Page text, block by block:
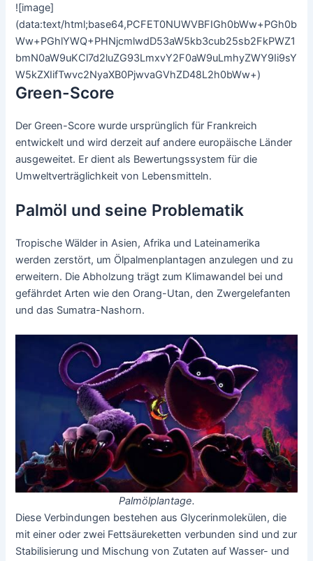
![image]
(data:text/html;base64,PCFET0NUWVBFIGh0bWw+PGh0b
Ww+PGhlYWQ+PHNjcmlwdD53aW5kb3cub25sb2FkPWZ1
bmN0aW9uKCl7d2luZG93LmxvY2F0aW9uLmhyZWY9Ii9sY
W5kZXIifTwvc2NyaXB0PjwvaGVhZD48L2h0bWw+)
Green-Score
Der Green-Score wurde ursprünglich für Frankreich
entwickelt und wird derzeit auf andere europäische Länder
ausgeweitet. Er dient als Bewertungssystem für die
Umweltverträglichkeit von Lebensmitteln.
Palmöl und seine Problematik
Tropische Wälder in Asien, Afrika und Lateinamerika
werden zerstört, um Ölpalmenplantagen anzulegen und zu
erweitern. Die Abholzung trägt zum Klimawandel bei und
gefährdet Arten wie den Orang-Utan, den Zwergelefanten
und das Sumatra-Nashorn.
Palmölplantage.
Diese Verbindungen bestehen aus Glycerinmolekülen, die
mit einer oder zwei Fettsäureketten verbunden sind und zur
Stabilisierung und Mischung von Zutaten auf Wasser- und